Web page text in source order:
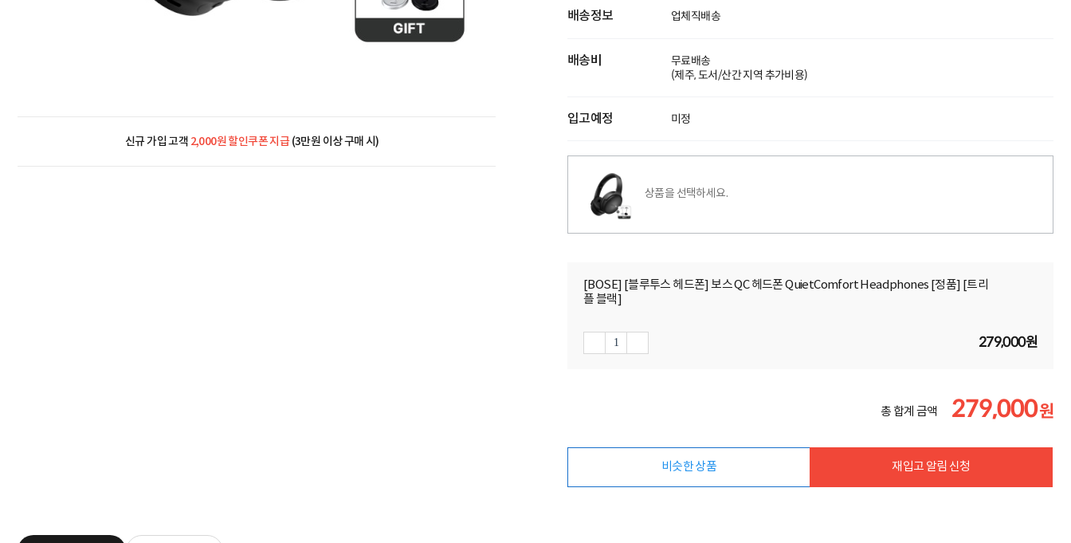
신규 가입 고객 2,000원 할인쿠폰 지급(3만원 이상 구매 시)
배송정보 업체직배송
배송비
무료배송
(제주, 도서/산간 지역 추가비용)
입고예정 미정
상품을 선택하세요.
[BOSE] [블루투스 헤드폰] 보스 QC 헤드폰 QuietComfort Headphones [정품] [트리
플 블랙]
279,000원
총 합계 금액 279,000원
비슷한 상품 재입고 알림 신청